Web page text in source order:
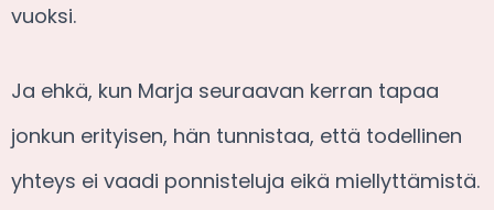
vuoksi.
Ja ehkä, kun Marja seuraavan kerran tapaa
jonkun erityisen, hän tunnistaa, että todellinen
yhteys ei vaadi ponnisteluja eikä miellyttämistä.